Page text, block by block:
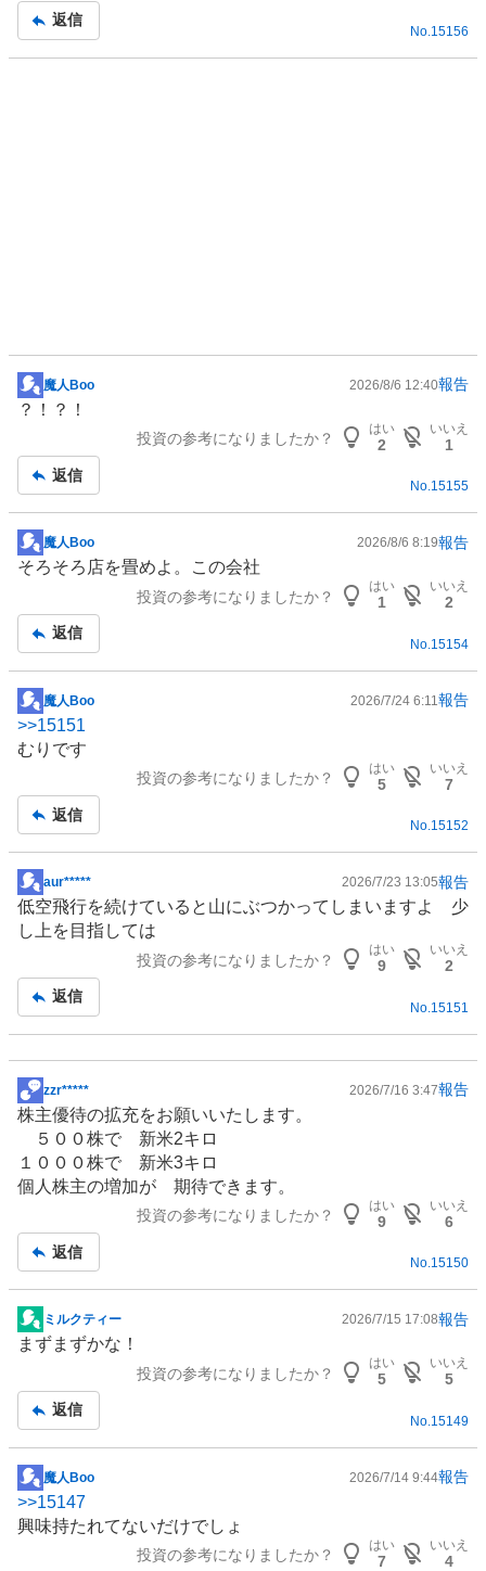
事
返信
No. 15156
掲
示
事
魔人Boo 2026/8/6 12:40報告
？！？！
投資の参考になりましたか？
はい
2
いいえ
1
返信
No.15155
掲
示
事
魔人Boo 2026/8/6 8:19報告
そろそろ店を畳めよ。この会社
投資の参考になりましたか？
はい
1
いいえ
2
返信
No. 15154
掲
示
板
魔人Boo 2026/7/24 6:11 報告
>>15151
むりです
投資の参考になりましたか？
はい
5
いいえ
7
返信
No.15152
掲
示
板
aur***** 2026/7/23 13:05報告
低空飛行を続けていると山にぶつかってしまいますよ 少
し上を目指しては
投資の参考になりましたか？
はい
9
いいえ
2
返信
No. 15151
掲
示
記
事
zzr***** 2026/7/16 3:47報告
株主優待の拡充をお願いいたします。
５００株で 新米2キロ
１０００株で 新米3キロ
個人株主の増加が 期待できます。
投資の参考になりましたか？
はい
9
いいえ
6
返信
No.15150
掲
示
事
ミルクティー 2026/7/15 17:08報告
まずまずかな！
投資の参考になりましたか？
はい
5
いいえ
5
返信
No. 15149
掲
示
板
魔人Boo 2026/7/14 9:44報告
>>15147
興味持たれてないだけでしょ
投資の参考になりましたか？
はい
7
いいえ
4